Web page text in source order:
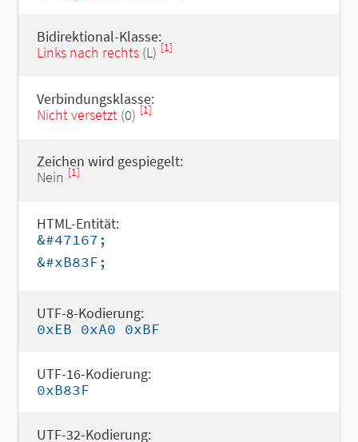
Bidirektional-Klasse:
Links nach rechts(L) [1]
Verbindungsklasse:
Nicht versetzt(0) [1]
Zeichen wird gespiegelt:
Nein [1]
HTML-Entität:
&#47167;
&#xB83F;
UTF-8-Kodierung:
0xEB 0xA0 0xBF
UTF-16-Kodierung:
0xB83F
UTF-32-Kodierung: